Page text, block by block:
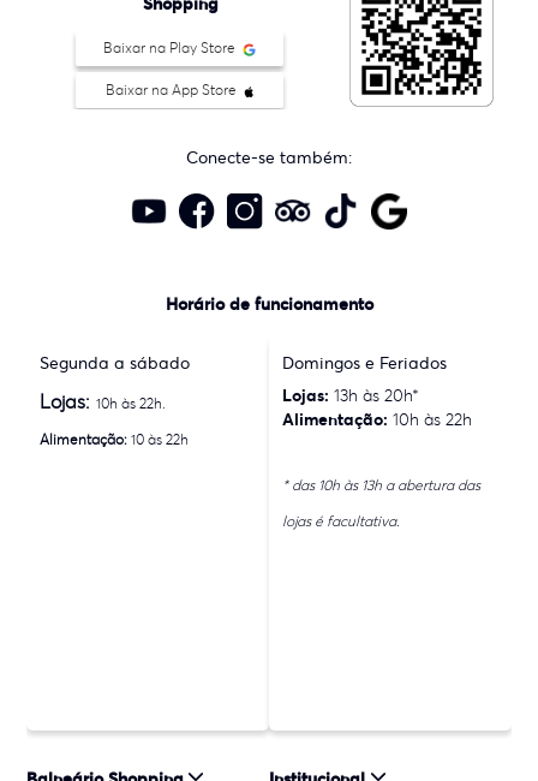
Baixar na Play Store
Baixar na App Store
Conecte-se também:
Horário de funcionamento
Segunda a sábado
Lojas:10h às 22h.
Alimentação: 10 às 22h
Domingos e Feriados
Lojas: 13h às 20h*
Alimentação: 10h às 22h
* das 10h às 13h a abertura das
lojas é facultativa.